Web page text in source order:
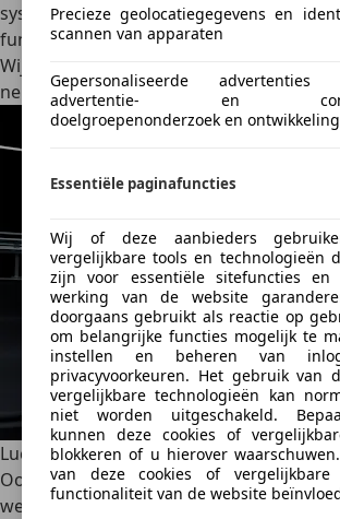
Precieze geolocatiegegevens en
scannen van apparaten
Gepersonaliseerde
advertentie- en
doelgroepenonderzoek en
Essentiële paginafuncties
Wij of deze aanbieders
vergelijkbare tools en technologieën
zijn voor essentiële sitefuncties
werking van de website
doorgaans gebruikt als reactie op
om belangrijke functies mogelijk te
instellen en beheren van
privacyvoorkeuren. Het gebruik van
vergelijkbare technologieën kan
niet worden uitgeschakeld.
kunnen deze cookies of
blokkeren of u hierover
van deze cookies of
functionaliteit van de website
systeem al sinds 2023 aan in de Ioniq 5
functie nu tegen meerprijs ook uit naar
Wij vonden het best relaxed, terwijl
nepperij noemen.
Luchtvering met semi-actieve
Ook bij de standaard luchtvering doet
wendbaarheid nog een schepje